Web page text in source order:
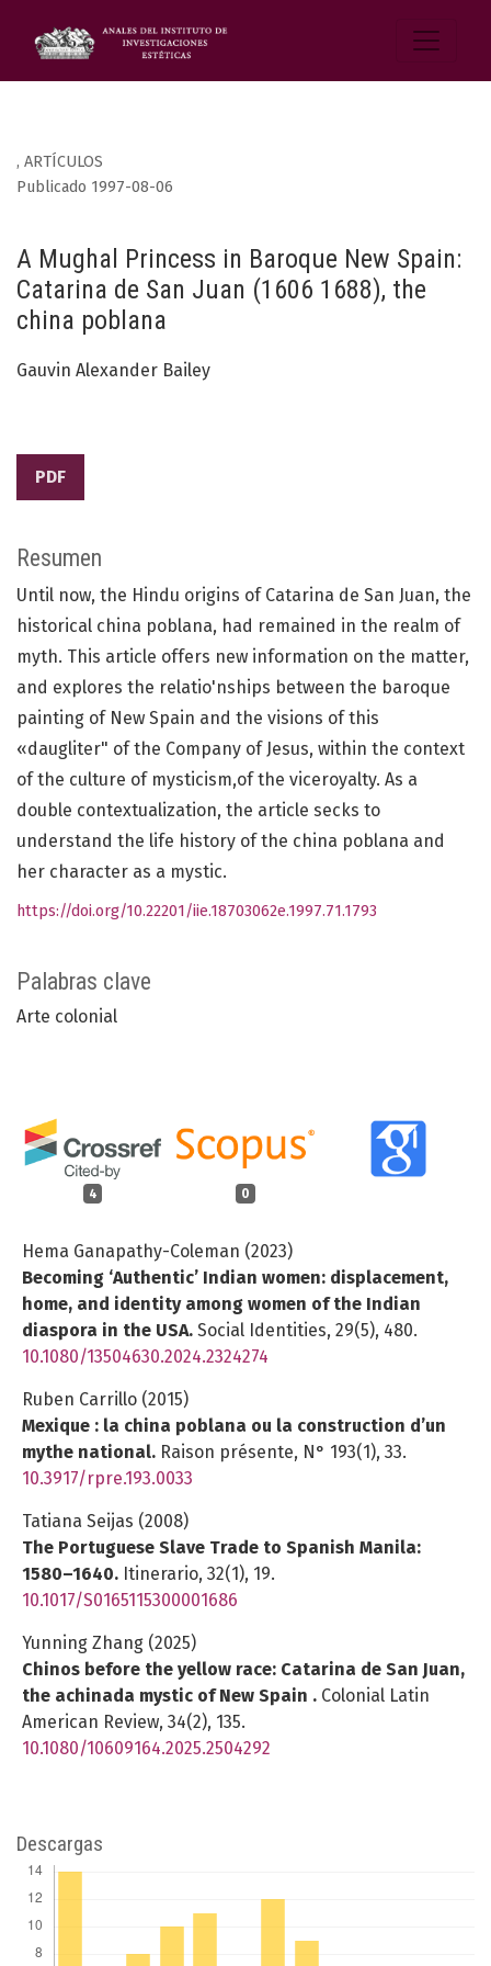
, ARTÍCULOS
A Mughal Princess in Baroque New Spain:
Catarina de San Juan (1606 1688), the
china poblana
Publicado 1997-08-06
Gauvin Alexander Bailey
PDF
Palabras clave
Arte colonial
4 0
Hema Ganapathy-Coleman (2023)
Becoming ‘Authentic’ Indian women: displacement,
home, and identity among women of the Indian
diaspora in the USA. Social Identities, 29(5), 480.
10.1080/13504630.2024.2324274
Ruben Carrillo (2015)
Mexique : la china poblana ou la construction d’un
mythe national. Raison présente, N° 193(1), 33.
10.3917/rpre.193.0033
Tatiana Seijas (2008)
The Portuguese Slave Trade to Spanish Manila:
1580–1640. Itinerario, 32(1), 19.
10.1017/S0165115300001686
Yunning Zhang (2025)
Chinos before the yellow race: Catarina de San Juan,
the achinada mystic of New Spain . Colonial Latin
American Review, 34(2), 135.
10.1080/10609164.2025.2504292
Resumen
Until now, the Hindu origins of Catarina de San Juan, the
historical china poblana, had remained in the realm of
myth. This article offers new information on the matter,
and explores the relatio'nships between the baroque
painting of New Spain and the visions of this
«daugliter" of the Company of Jesus, within the context
of the culture of mysticism,of the viceroyalty. As a
double contextualization, the article secks to
understand the life history of the china poblana and
her character as a mystic.
https://doi.org/10.22201/iie.18703062e.1997.71.1793
Descargas